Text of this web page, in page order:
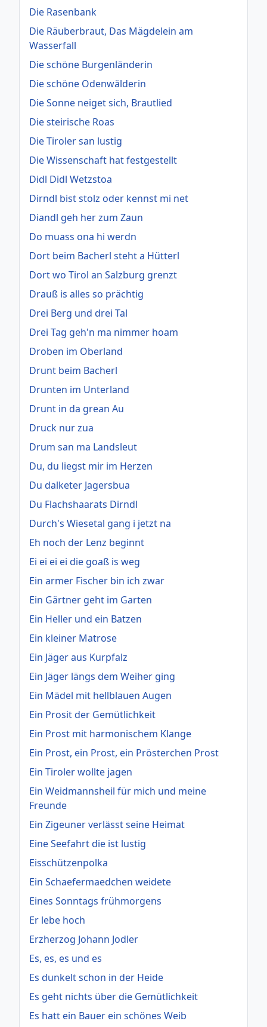
Die Rasenbank
Die Räuberbraut, Das Mägdelein am
Wasserfall
Die schöne Burgenländerin
Die schöne Odenwälderin
Die Sonne neiget sich, Brautlied
Die steirische Roas
Die Tiroler san lustig
Die Wissenschaft hat festgestellt
Didl Didl Wetzstoa
Dirndl bist stolz oder kennst mi net
Diandl geh her zum Zaun
Do muass ona hi werdn
Dort beim Bacherl steht a Hütterl
Dort wo Tirol an Salzburg grenzt
Drauß is alles so prächtig
Drei Berg und drei Tal
Drei Tag geh'n ma nimmer hoam
Droben im Oberland
Drunt beim Bacherl
Drunten im Unterland
Drunt in da grean Au
Druck nur zua
Drum san ma Landsleut
Du, du liegst mir im Herzen
Du dalketer Jagersbua
Du Flachshaarats Dirndl
Durch's Wiesetal gang i jetzt na
Eh noch der Lenz beginnt
Ei ei ei ei die goaß is weg
Ein armer Fischer bin ich zwar
Ein Gärtner geht im Garten
Ein Heller und ein Batzen
Ein kleiner Matrose
Ein Jäger aus Kurpfalz
Ein Jäger längs dem Weiher ging
Ein Mädel mit hellblauen Augen
Ein Prosit der Gemütlichkeit
Ein Prost mit harmonischem Klange
Ein Prost, ein Prost, ein Prösterchen Prost
Ein Tiroler wollte jagen
Ein Weidmannsheil für mich und meine
Freunde
Ein Zigeuner verlässt seine Heimat
Eine Seefahrt die ist lustig
Eisschützenpolka
Ein Schaefermaedchen weidete
Eines Sonntags frühmorgens
Er lebe hoch
Erzherzog Johann Jodler
Es, es, es und es
Es dunkelt schon in der Heide
Es geht nichts über die Gemütlichkeit
Es hatt ein Bauer ein schönes Weib